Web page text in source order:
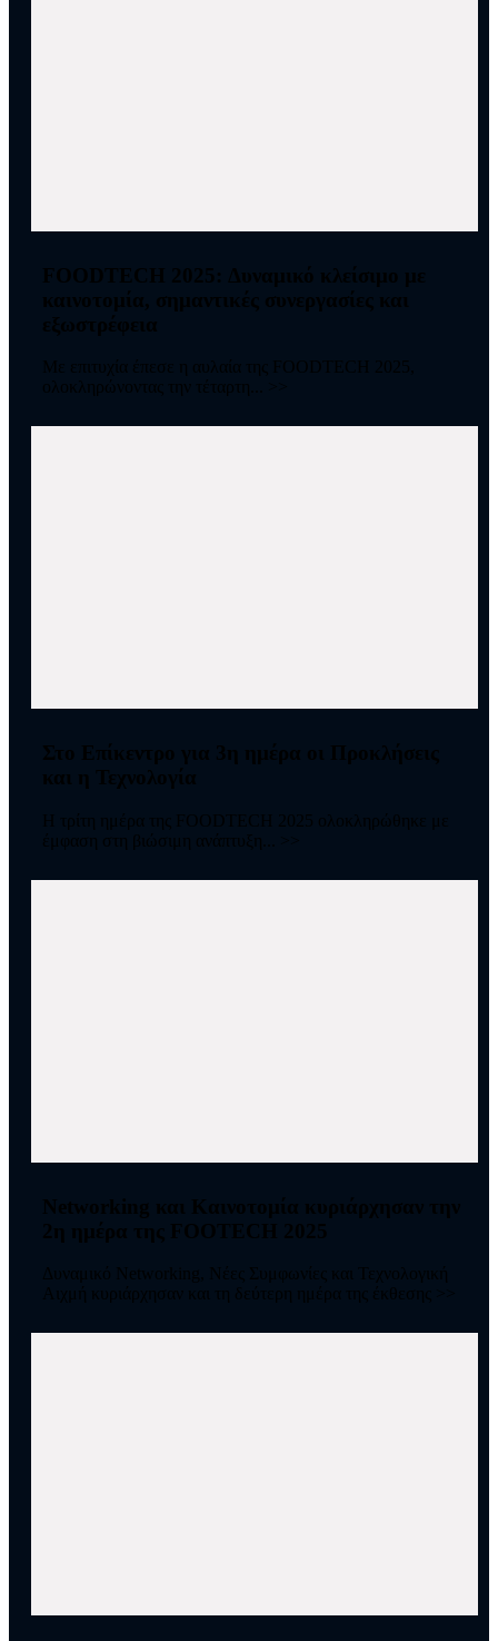
FOODTECH 2025: Δυναμικό κλείσιμο με
καινοτομία, σημαντικές συνεργασίες και
εξωστρέφεια
Με επιτυχία έπεσε η αυλαία της FOODTECH 2025,
ολοκληρώνοντας την τέταρτη... >>
Στο Επίκεντρο για 3η ημέρα οι Προκλήσεις
και η Τεχνολογία
Η τρίτη ημέρα της FOODTECH 2025 ολοκληρώθηκε με
έμφαση στη βιώσιμη ανάπτυξη... >>
Networking και Καινοτομία κυριάρχησαν την
2η ημέρα της FOOTECH 2025
Δυναμικό Networking, Νέες Συμφωνίες και Τεχνολογική
Αιχμή κυριάρχησαν και τη δεύτερη ημέρα της έκθεσης >>